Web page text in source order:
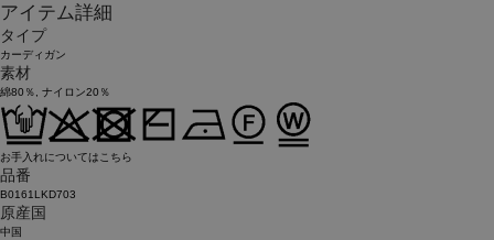
アイテム詳細
タイプ
カーディガン
素材
綿80％, ナイロン20％
お手入れについてはこちら
品番
B0161LKD703
原産国
中国